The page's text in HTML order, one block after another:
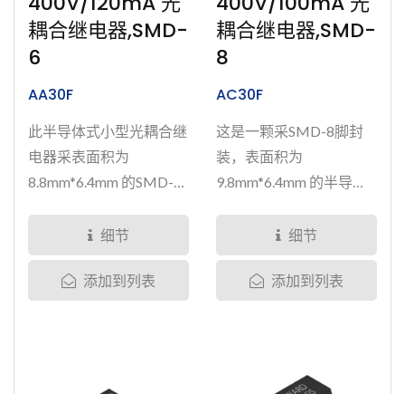
耦合继电器,SMD-
6
AA30F
此半导体式小型光耦合继
电器采表面积为
8.8mm*6.4mm 的SMD-6
电压与120毫安培电流。
除了微型尺寸设计，也结
合了高绝缘性、良好线性
打线、到封装、测试皆在
细节
添加到列表
耦合继电器,SMD-
8
AC30F
这是一颗采SMD-8脚封
装，表面积为
9.8mm*6.4mm 的半导体
双通道A接点(2...
细节
添加到列表